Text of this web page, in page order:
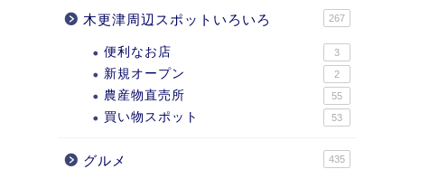
木更津周辺スポットいろいろ 267
便利なお店 3
新規オープン 2
農産物直売所 55
買い物スポット 53
グルメ 435